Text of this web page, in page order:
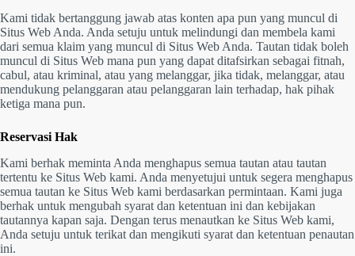
Kami tidak bertanggung jawab atas konten apa pun yang muncul di
Situs Web Anda. Anda setuju untuk melindungi dan membela kami
dari semua klaim yang muncul di Situs Web Anda. Tautan tidak boleh
muncul di Situs Web mana pun yang dapat ditafsirkan sebagai fitnah,
cabul, atau kriminal, atau yang melanggar, jika tidak, melanggar, atau
mendukung pelanggaran atau pelanggaran lain terhadap, hak pihak
ketiga mana pun.
Reservasi Hak
Kami berhak meminta Anda menghapus semua tautan atau tautan
tertentu ke Situs Web kami. Anda menyetujui untuk segera menghapus
semua tautan ke Situs Web kami berdasarkan permintaan. Kami juga
berhak untuk mengubah syarat dan ketentuan ini dan kebijakan
tautannya kapan saja. Dengan terus menautkan ke Situs Web kami,
Anda setuju untuk terikat dan mengikuti syarat dan ketentuan penautan
ini.